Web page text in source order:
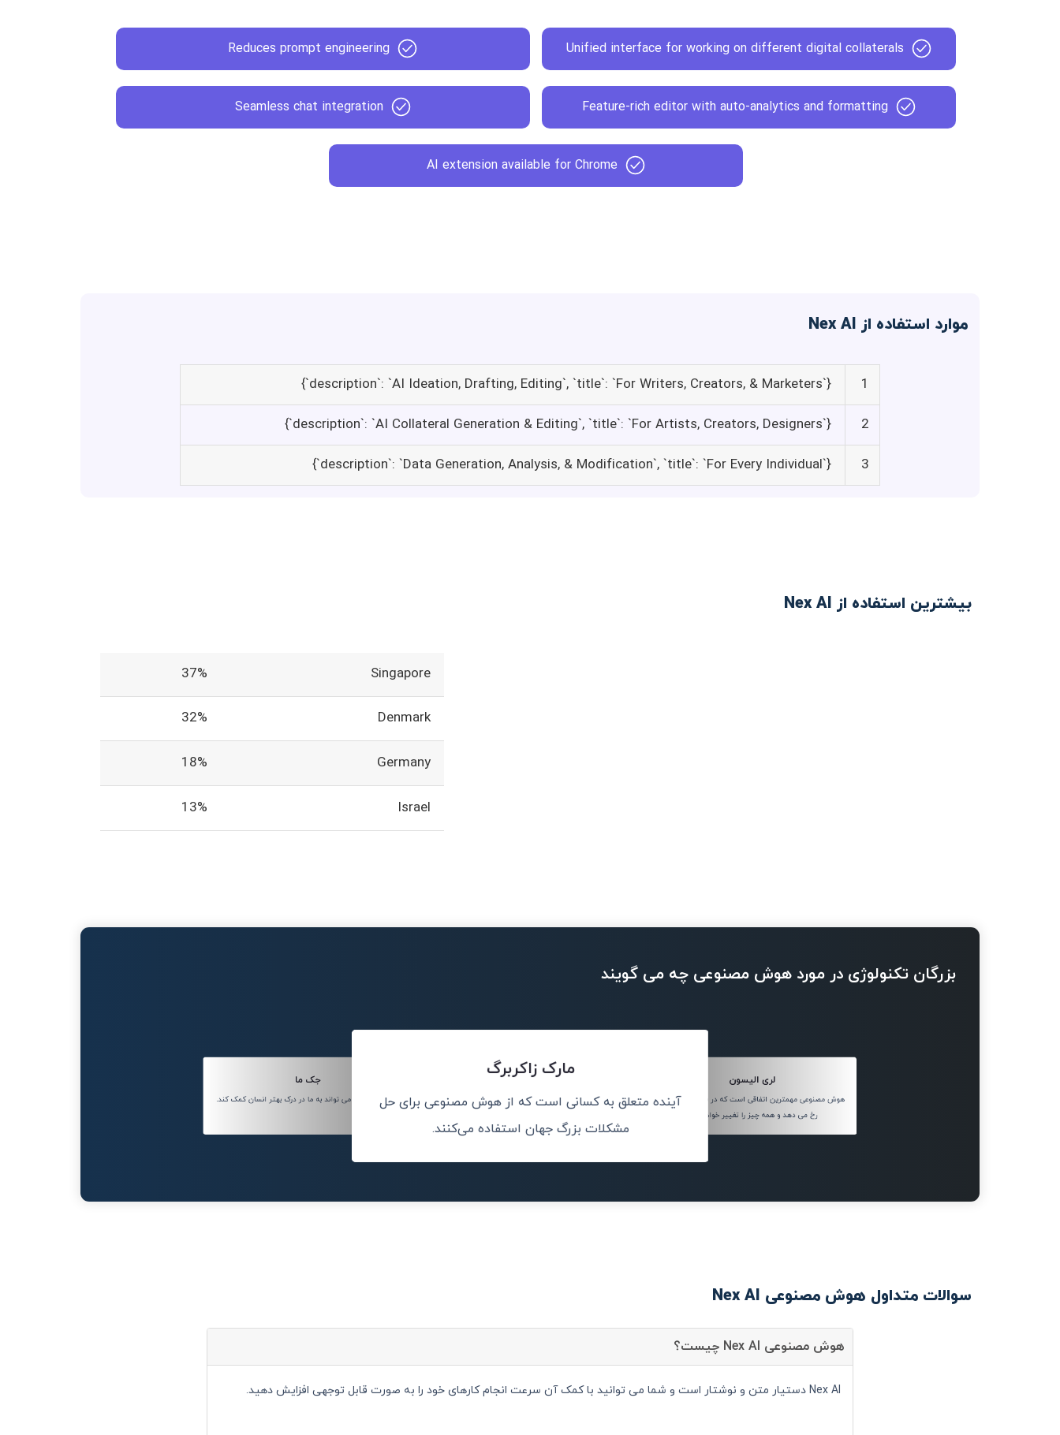
Unified interface for working on different digital collaterals
Reduces prompt engineering
Feature-rich editor with auto-analytics and formatting
Seamless chat integration
AI extension available for Chrome
موارد استفاده از Nex AI
1
{`description`: `AI Ideation, Drafting, Editing`, `title`: `For Writers, Creators, & Marketers`}
2
{`description`: `AI Collateral Generation & Editing`, `title`: `For Artists, Creators, Designers`}
3
{`description`: `Data Generation, Analysis, & Modification`, `title`: `For Every Individual`}
بیشترین استفاده از Nex AI
Singapore
37%
Denmark
32%
Germany
18%
Israel
13%
بزرگان تکنولوژی در مورد هوش مصنوعی چه می گویند
لری الیسون
هوش مصنوعی مهمترین اتفاقی است که در فناوری اطلاعات
رخ می دهد و همه چیز را تغییر خواهد داد.
مارک زاکربرگ
آینده متعلق به کسانی است که از هوش مصنوعی برای حل
مشکلات بزرگ جهان استفاده می‌کنند.
جک ما
هوش مصنوعی می تواند به ما در درک بهتر انسان کمک کند.
سوالات متداول هوش مصنوعی Nex AI
هوش مصنوعی Nex AI چیست؟
Nex AI دستیار متن و نوشتار است و شما می توانید با کمک آن سرعت انجام کارهای خود را به صورت قابل توجهی افزایش دهید.